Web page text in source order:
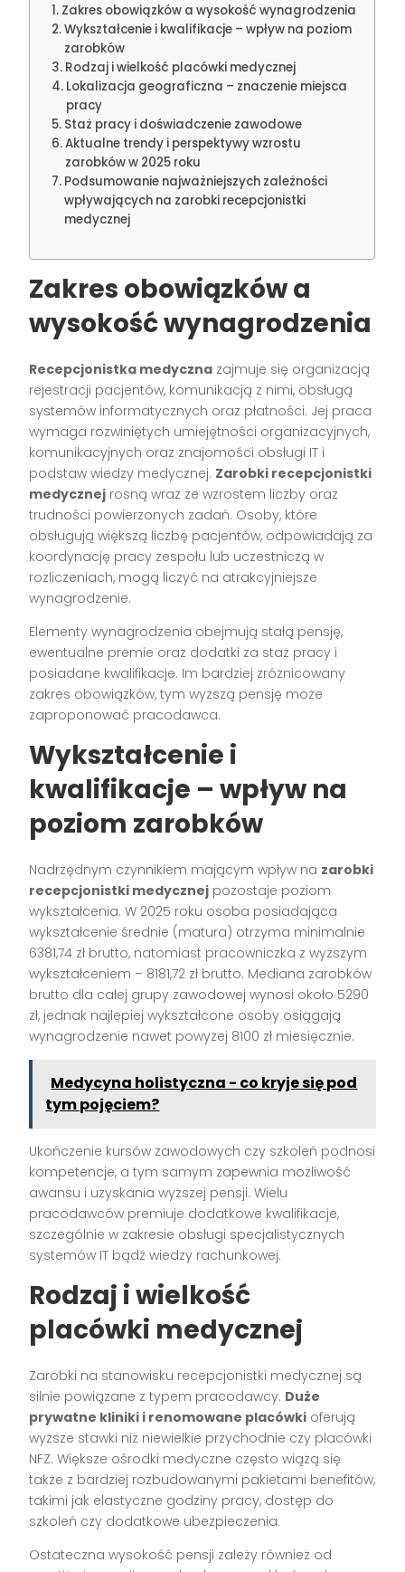
Zakres obowiązków a wysokość wynagrodzenia
Wykształcenie i kwalifikacje – wpływ na poziom
zarobków
Rodzaj i wielkość placówki medycznej
Lokalizacja geograficzna – znaczenie miejsca
pracy
Staż pracy i doświadczenie zawodowe
Aktualne trendy i perspektywy wzrostu
zarobków w 2025 roku
Podsumowanie najważniejszych zależności
wpływających na zarobki recepcjonistki
medycznej
Zakres obowiązków a
wysokość wynagrodzenia
Recepcjonistka medyczna zajmuje się organizacją
rejestracji pacjentów, komunikacją z nimi, obsługą
systemów informatycznych oraz płatności. Jej praca
wymaga rozwiniętych umiejętności organizacyjnych,
komunikacyjnych oraz znajomości obsługi IT i
podstaw wiedzy medycznej. Zarobki recepcjonistki
medycznej rosną wraz ze wzrostem liczby oraz
trudności powierzonych zadań. Osoby, które
obsługują większą liczbę pacjentów, odpowiadają za
koordynację pracy zespołu lub uczestniczą w
rozliczeniach, mogą liczyć na atrakcyjniejsze
wynagrodzenie.
Elementy wynagrodzenia obejmują stałą pensję,
ewentualne premie oraz dodatki za staż pracy i
posiadane kwalifikacje. Im bardziej zróżnicowany
zakres obowiązków, tym wyższą pensję może
zaproponować pracodawca.
Wykształcenie i
kwalifikacje – wpływ na
poziom zarobków
Nadrzędnym czynnikiem mającym wpływ na zarobki
recepcjonistki medycznej pozostaje poziom
wykształcenia. W 2025 roku osoba posiadająca
wykształcenie średnie (matura) otrzyma minimalnie
6381,74 zł brutto, natomiast pracowniczka z wyższym
wykształceniem – 8181,72 zł brutto. Mediana zarobków
brutto dla całej grupy zawodowej wynosi około 5290
zł, jednak najlepiej wykształcone osoby osiągają
wynagrodzenie nawet powyżej 8100 zł miesięcznie.
Medycyna holistyczna - co kryje się pod
tym pojęciem?
Ukończenie kursów zawodowych czy szkoleń podnosi
kompetencje, a tym samym zapewnia możliwość
awansu i uzyskania wyższej pensji. Wielu
pracodawców premiuje dodatkowe kwalifikacje,
szczególnie w zakresie obsługi specjalistycznych
systemów IT bądź wiedzy rachunkowej.
Rodzaj i wielkość
placówki medycznej
Zarobki na stanowisku recepcjonistki medycznej są
silnie powiązane z typem pracodawcy. Duże
prywatne kliniki i renomowane placówki oferują
wyższe stawki niż niewielkie przychodnie czy placówki
NFZ. Większe ośrodki medyczne często wiążą się
także z bardziej rozbudowanymi pakietami benefitów,
takimi jak elastyczne godziny pracy, dostęp do
szkoleń czy dodatkowe ubezpieczenia.
Ostateczna wysokość pensji zależy również od